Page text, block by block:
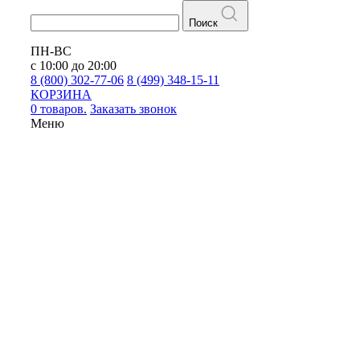
Поиск
ПН-ВС
с 10:00 до 20:00
8 (800) 302-77-06 8 (499) 348-15-11
КОРЗИНА
0 товаров. Заказать звонок
Меню